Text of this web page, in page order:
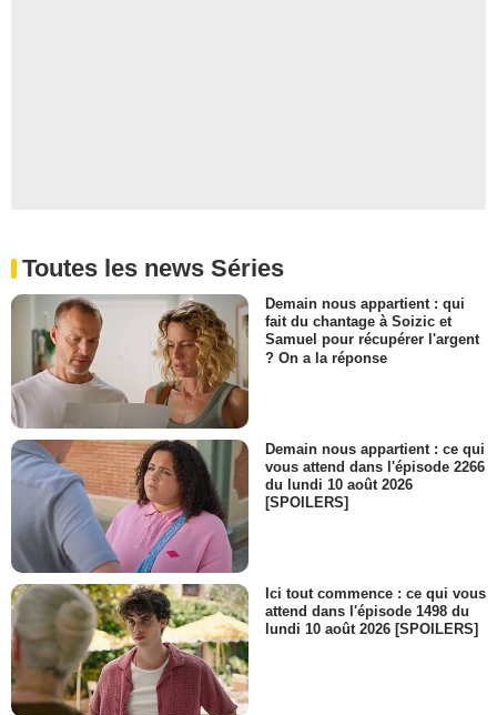
Toutes les news Séries
Demain nous appartient : qui
fait du chantage à Soizic et
Samuel pour récupérer l'argent
? On a la réponse
Demain nous appartient : ce qui
vous attend dans l'épisode 2266
du lundi 10 août 2026
[SPOILERS]
Ici tout commence : ce qui vous
attend dans l'épisode 1498 du
lundi 10 août 2026 [SPOILERS]